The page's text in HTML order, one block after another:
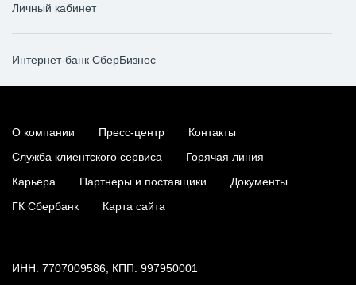
Личный кабинет
Интернет-банк СберБизнес
О компании Пресс-центр
Контакты
Служба клиентского сервиса
Горячая линия
Карьера
Партнеры и поставщики
Документы
ГК Сбербанк
Карта сайта
ИНН: 7707009586, КПП: 997950001